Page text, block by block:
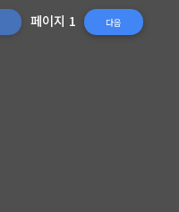
페이지 1 다음